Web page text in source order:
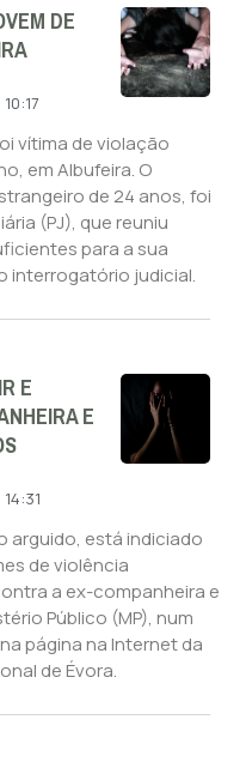
DE
10:17
vítima de violação
em Albufeira. O
de 24 anos, foi
(PJ), que reuniu
para a sua
interrogatório judicial.
E
E
14:31
arguido, está indiciado
de violência
a ex-companheira e
Público (MP), num
página na Internet da
de Évora.